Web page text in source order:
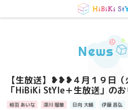
News
【生放送】❥❥❥４月１９日（
「HiBiKi StYle＋生放送」の
相羽 あいな 深川 瑠華 日向 大輔 伊藤 昌弘